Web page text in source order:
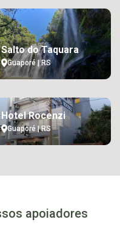
Salto do Taquara
Guaporé | RS
Hotel Rocenzi
Guaporé | RS
apoiadores